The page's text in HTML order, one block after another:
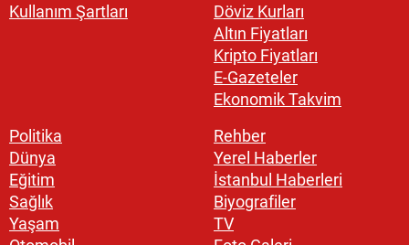
Kullanım Şartları
Döviz Kurları
Altın Fiyatları
Kripto Fiyatları
E-Gazeteler
Ekonomik Takvim
Politika
Dünya
Eğitim
Sağlık
Yaşam
Rehber
Yerel Haberler
İstanbul Haberleri
Biyografiler
TV